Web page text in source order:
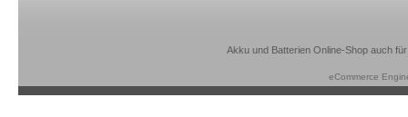
Akku und Batterien Online-Shop auch
eCommerce